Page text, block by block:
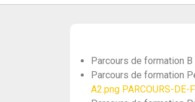
Parcours de formation B
Parcours de formation
A2.png PARCOURS-